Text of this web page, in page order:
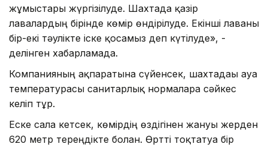
жұмыстары жүргізілуде. Шахтада қазір
лавалардың бірінде көмір өндірілуде. Екінші лаваны
бір-екі тәулікте іске қосамыз деп күтілуде», -
делінген хабарламада.
Компанияның ақпаратына сүйенсек, шахтадағы ауа
температурасы санитарлық нормаларға сәйкес
келіп тұр.
Еске сала кетсек, көмірдің өздігінен жануы жерден
620 метр тереңдікте болған. Өртті тоқтатуға бір